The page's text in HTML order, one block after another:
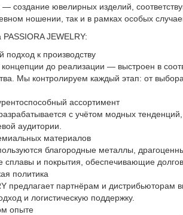
создание ювелирных изделий,
ношении, так и в рамках особых
JEWELRY:
к производству
до реализации — выстроен в
Мы контролируем каждый этап: от
ассортимент
с учётом модных
аудитории.
материалов
благородные металлы,
и покрытия, обеспечивающие
политика
предлагает партнёрам и дистрибьюторам
и логистическую поддержку.
опыте